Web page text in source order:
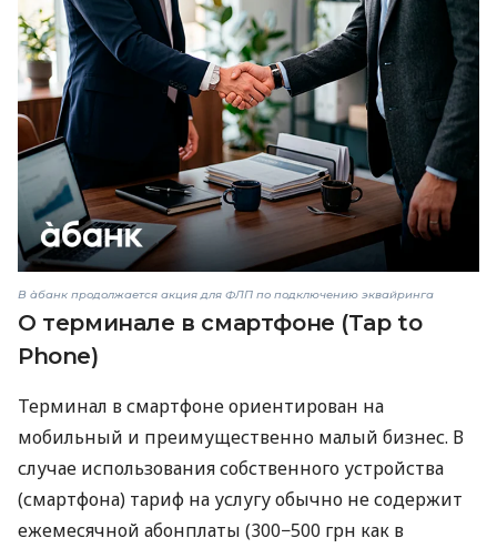
В àбанк продолжается акция для ФЛП по подключению эквайринга
О терминале в смартфоне (Tap to
Phone)
Терминал в смартфоне ориентирован на
мобильный и преимущественно малый бизнес. В
случае использования собственного устройства
(смартфона) тариф на услугу обычно не содержит
ежемесячной абонплаты (300−500 грн как в